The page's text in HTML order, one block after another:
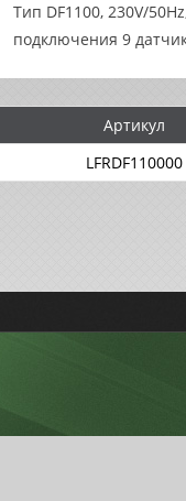
Тип DF1100, 230V/
подключения 9
Артикул
LFRDF110000